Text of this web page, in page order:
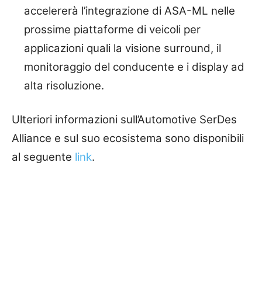
accelererà l’integrazione di ASA-ML nelle
prossime piattaforme di veicoli per
applicazioni quali la visione surround, il
monitoraggio del conducente e i display ad
alta risoluzione.
Ulteriori informazioni sull’Automotive SerDes
Alliance e sul suo ecosistema sono disponibili
al seguente link.